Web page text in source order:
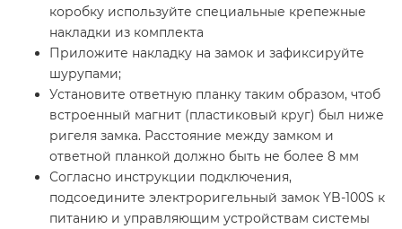
коробку используйте специальные крепежные
накладки из комплекта
Приложите накладку на замок и зафиксируйте
шурупами;
Установите ответную планку таким образом, чтоб
встроенный магнит (пластиковый круг) был ниже
ригеля замка. Расстояние между замком и
ответной планкой должно быть не более 8 мм
Согласно инструкции подключения,
подсоедините электроригельный замок YB-100S к
питанию и управляющим устройствам системы